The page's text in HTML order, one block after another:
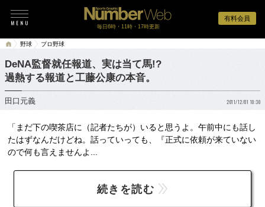
有料会員
毎日6時・11時・17時更新
野球 プロ野球
DeNA監督就任報道、実は当て馬!?
過熱する報道と工藤公康の本音。
田口元義 2011/12/01 10:30
「まだ下の喫茶店に（記者たちが）いると思うよ。午前中にも話し
たはずなんだけどね。話っていっても、『正式に依頼が来ていない
ので何も言えませんよ...
続きを読む